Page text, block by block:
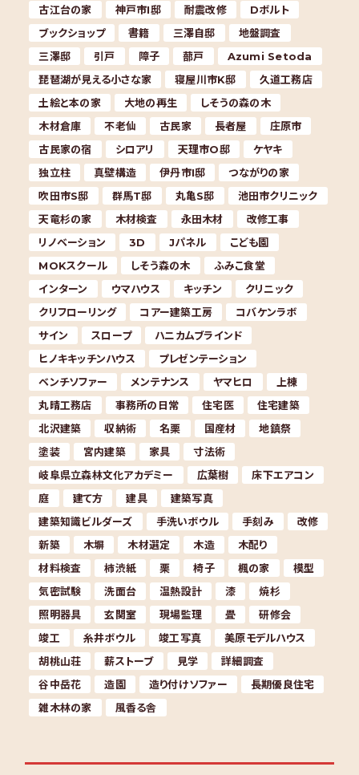
古江台の家
神戸市I邸 耐震改修
Dボルト
ブックショップ
書籍 三澤自邸
地盤調査
三澤邸
引戸 障子 蔀戸
Azumi Setoda
琵琶湖が見える小さな家
寝屋川市K邸
久道工務店
土絵と本の家
大地の再生
しそうの森の木
木材倉庫
不老仙 古民家 長者屋
庄原市
古民家の宿
シロアリ 天理市O邸
ケヤキ
独立柱
真壁構造 伊丹市I邸
つながりの家
吹田市S邸
群馬T邸 丸亀S邸
池田市クリニック
天竜杉の家
木材検査 永田木材
改修工事
リノベーション
3D Jパネル
こども園
MOKスクール
しそう森の木
ふみこ食堂
インターン
ウマハウス キッチン
クリニック
クリフローリング
コアー建築工房
コバケンラボ
サイン
スロープ
ハニカムブラインド
ヒノキキッチンハウス
プレゼンテーション
ベンチソファー
メンテナンス ヤマヒロ
上棟
丸晴工務店
事務所の日常 住宅医
住宅建築
北沢建築
収納術 名栗 国産材
地鎮祭
塗装
宮内建築 家具
寸法術
岐阜県立森林文化アカデミー
広葉樹
床下エアコン
庭
建て方 建具
建築写真
建築知識ビルダーズ
手洗いボウル 手刻み
改修
新築
木塀 木材選定 木造
木配り
材料検査
柿渋紙 栗 椅子 楓の家
模型
気密試験
洗面台 温熱設計 漆
焼杉
照明器具
玄関室 現場監理 畳
研修会
竣工
糸井ボウル 竣工写真
美原モデルハウス
胡桃山荘
薪ストーブ 見学
詳細調査
谷中岳花
造園 造り付けソファー
長期優良住宅
雑木林の家
風香る舎